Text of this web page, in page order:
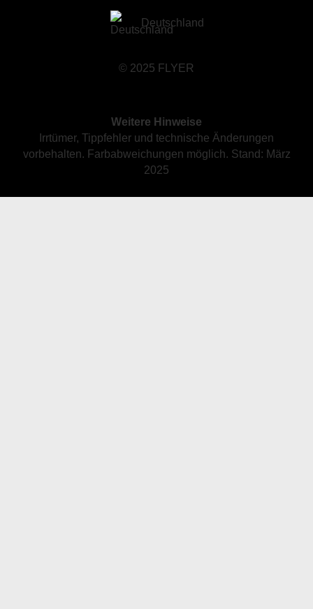
Deutschland
© 2025 FLYER
Weitere Hinweise
Irrtümer, Tippfehler und technische Änderungen
vorbehalten. Farbabweichungen möglich. Stand: März
2025